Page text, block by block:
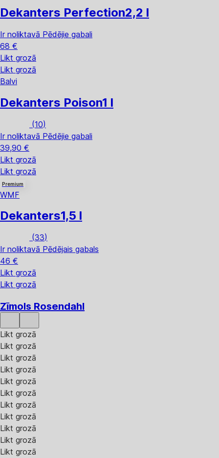
Dekanters Perfection2,2 l
Ir noliktavā Pēdējie gabali
68 €
Likt grozā
Likt grozā
Balvi
Dekanters Poison1 l
(10)
Ir noliktavā Pēdējie gabali
39,90 €
Likt grozā
Likt grozā
Premium
WMF
Dekanters1,5 l
(33)
Ir noliktavā Pēdējais gabals
46 €
Likt grozā
Likt grozā
Zīmols Rosendahl
Likt grozā
Likt grozā
Likt grozā
Likt grozā
Likt grozā
Likt grozā
Likt grozā
Likt grozā
Likt grozā
Likt grozā
Likt grozā